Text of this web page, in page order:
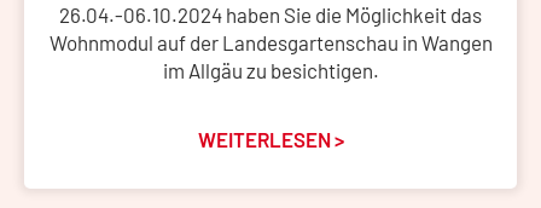
26.04.-06.10.2024 haben Sie die Möglichkeit das
Wohnmodul auf der Landesgartenschau in Wangen
im Allgäu zu besichtigen.
WEITERLESEN >